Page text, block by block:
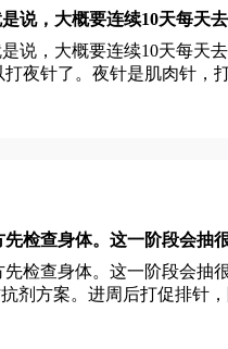
说，大概要连续10天每天
夜针了。夜针是肌肉针，
检查身体。这一阶段会
剂方案。进周后打促排针